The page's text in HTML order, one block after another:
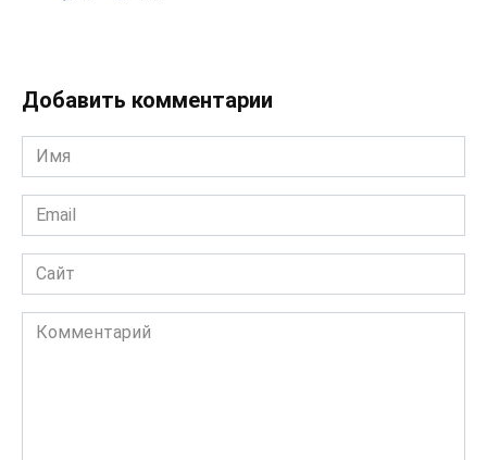
Добавить комментарии
Имя
*
Email
*
Сайт
Комментарий